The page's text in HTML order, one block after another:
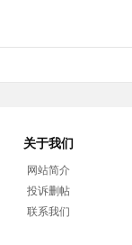
关于我们
网站简介
投诉删帖
联系我们